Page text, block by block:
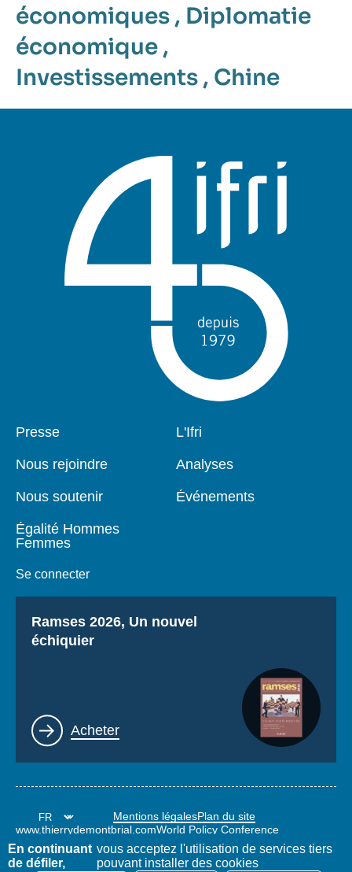
économiques , Diplomatie
économique ,
Investissements , Chine
Pied
Presse
Nous rejoindre
Nous soutenir
Égalité Hommes
Femmes
Se connecter
Navigation
L'Ifri
Analyses
Événements
Titre
Ramses 2026, Un nouvel
échiquier
Lien
Acheter
Mentions légalesPlan du site
www.thierrydemontbrial.comWorld Policy Conference
En continuant
de défiler,
vous acceptez l'utilisation de services tiers
pouvant installer des cookies